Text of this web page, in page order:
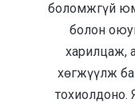
боломжгүй
болон
харилцаж,
хөгжүүлж
тохиолдоно.